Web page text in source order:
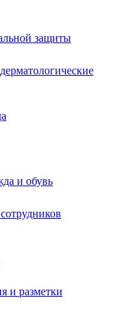
защиты
и обувь
и разметки